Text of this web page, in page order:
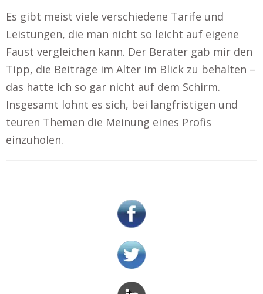
Es gibt meist viele verschiedene Tarife und
Leistungen, die man nicht so leicht auf eigene
Faust vergleichen kann. Der Berater gab mir den
Tipp, die Beiträge im Alter im Blick zu behalten –
das hatte ich so gar nicht auf dem Schirm.
Insgesamt lohnt es sich, bei langfristigen und
teuren Themen die Meinung eines Profis
einzuholen.